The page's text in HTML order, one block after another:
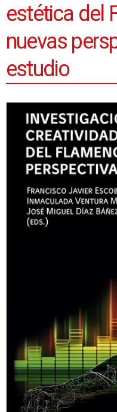
estética del
nuevas
estudio